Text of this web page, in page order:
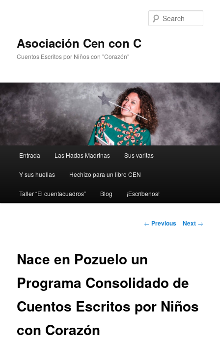
Asociación Cen con C
Cuentos Escritos por Niños con "Corazón"
Skip
to
primary
Entrada Las Hadas Madrinas Sus varitas
Y sus huellas Hechizo para un libro CEN
Taller “El cuentacuadros” Blog ¡Escríbenos!
Post
← Previous Next →
Nace en Pozuelo un
Programa Consolidado de
Cuentos Escritos por Niños
con Corazón